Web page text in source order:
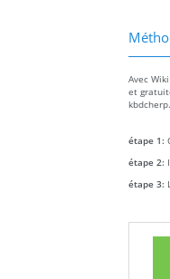
Avec
et
étape 1:
étape 2:
étape 3: